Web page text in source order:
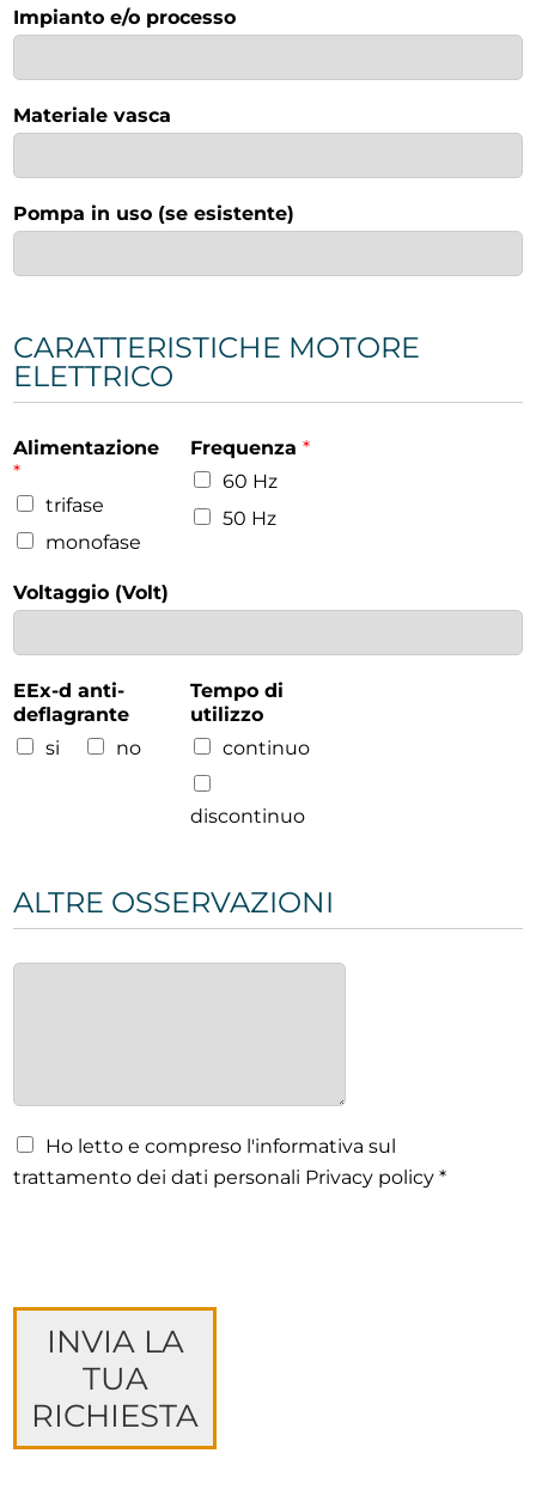
Impianto e/o processo
Materiale vasca
Pompa in uso (se esistente)
CARATTERISTICHE MOTORE
ELETTRICO
Alimentazione
*
trifase
monofase
Frequenza *
60 Hz
50 Hz
Voltaggio (Volt)
EEx-d anti-
deflagrante
si
no
Tempo di
utilizzo
continuo
discontinuo
ALTRE OSSERVAZIONI
Ho letto e compreso l'informativa sul
trattamento dei dati personali Privacy policy *
INVIA LA
TUA
RICHIESTA